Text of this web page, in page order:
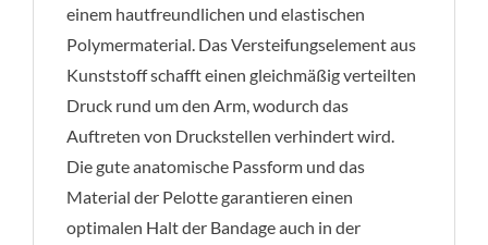
einem hautfreundlichen und elastischen
Polymermaterial. Das Versteifungselement aus
Kunststoff schafft einen gleichmäßig verteilten
Druck rund um den Arm, wodurch das
Auftreten von Druckstellen verhindert wird.
Die gute anatomische Passform und das
Material der Pelotte garantieren einen
optimalen Halt der Bandage auch in der